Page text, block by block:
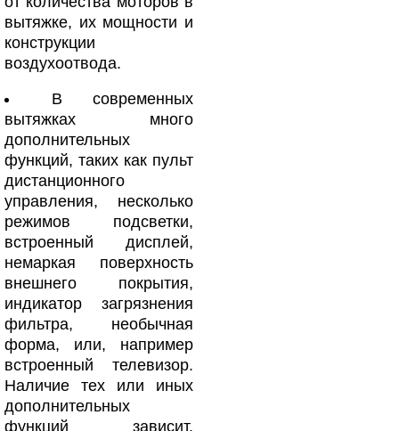
вытяжке, их мощности и
конструкции
воздухоотвода.
В современных
вытяжках много
дополнительных
функций, таких как пульт
дистанционного
управления, несколько
режимов подсветки,
встроенный дисплей,
немаркая поверхность
внешнего покрытия,
индикатор загрязнения
фильтра, необычная
форма, или, например
встроенный телевизор.
Наличие тех или иных
дополнительных
функций зависит,